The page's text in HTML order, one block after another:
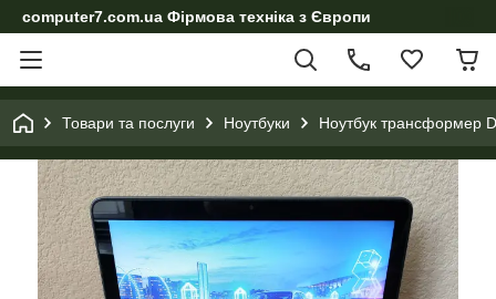
computer7.com.ua Фірмова техніка з Європи
Товари та послуги Ноутбуки Ноутбук трансформер